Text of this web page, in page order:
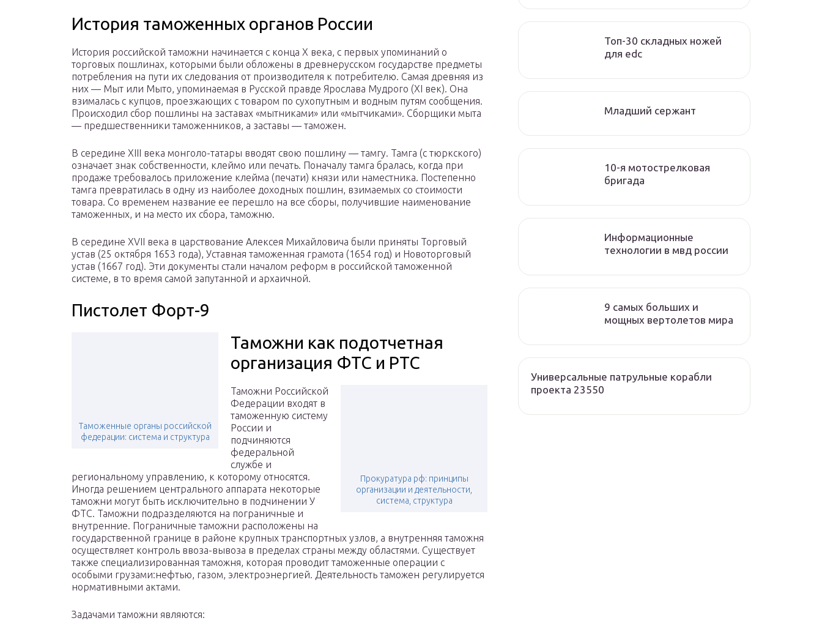
История таможенных органов России
История российской таможни начинается с конца X века, с первых упоминаний о
торговых пошлинах, которыми были обложены в древнерусском государстве предметы
потребления на пути их следования от производителя к потребителю. Самая древняя из
них — Мыт или Мыто, упоминаемая в Русской правде Ярослава Мудрого (XI век). Она
взималась с купцов, проезжающих с товаром по сухопутным и водным путям сообщения.
Происходил сбор пошлины на заставах «мытниками» или «мытчиками». Сборщики мыта
— предшественники таможенников, а заставы — таможен.
В середине XIII века монголо-татары вводят свою пошлину — тамгу. Тамга (с тюркского)
означает знак собственности, клеймо или печать. Поначалу тамга бралась, когда при
продаже требовалось приложение клейма (печати) князи или наместника. Постепенно
тамга превратилась в одну из наиболее доходных пошлин, взимаемых со стоимости
товара. Со временем название ее перешло на все сборы, получившие наименование
таможенных, и на место их сбора, таможню.
В середине XVII века в царствование Алексея Михайловича были приняты Торговый
устав (25 октября 1653 года), Уставная таможенная грамота (1654 год) и Новоторговый
устав (1667 год). Эти документы стали началом реформ в российской таможенной
системе, в то время самой запутанной и архаичной.
Пистолет Форт-9
Таможенные органы российской
федерации: система и структура
Таможни как подотчетная
организация ФТС и РТС
Прокуратура рф: принципы
организации и деятельности,
система, структура
Таможни Российской
Федерации входят в
таможенную систему
России и
подчиняются
федеральной
службе и
региональному управлению, к которому относятся.
Иногда решением центрального аппарата некоторые
таможни могут быть исключительно в подчинении У
ФТС. Таможни подразделяются на пограничные и
внутренние. Пограничные таможни расположены на
государственной границе в районе крупных транспортных узлов, а внутренняя таможня
осуществляет контроль ввоза-вывоза в пределах страны между областями. Существует
также специализированная таможня, которая проводит таможенные операции с
особыми грузами:нефтью, газом, электроэнергией. Деятельность таможен регулируется
нормативными актами.
Задачами таможни являются:
Топ-30 складных ножей
для edc
Младший сержант
10-я мотострелковая
бригада
Информационные
технологии в мвд россии
9 самых больших и
мощных вертолетов мира
Универсальные патрульные корабли
проекта 23550